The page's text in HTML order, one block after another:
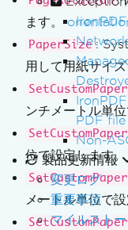
PDF file
Non-
製品更新情報
変更ログ
重要事項
マイルスト
ます。
PaperSize :
用して用紙サイ
ンチメートル単位
位で設定します。
メートル単位で設